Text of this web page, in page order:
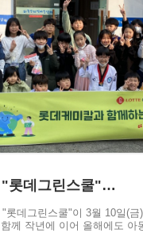
"롯데그린스쿨"…
롯데그린스쿨"이 3월 10일(금
께 작년에 이어 올해에도 아